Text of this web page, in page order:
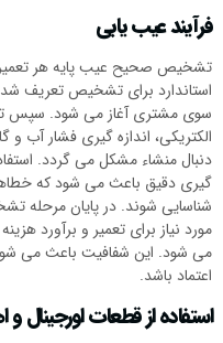
فرآیند عیب یابی
تشخیص صحیح عیب پایه هر
استاندارد برای تشخیص تعریف
سوی مشتری آغاز می شود. سپس
الکتریکی، اندازه گیری فشار آب
دنبال منشاء مشکل می گردد.
گیری دقیق باعث می شود که
شناسایی شوند. در پایان مرحله
مورد نیاز برای تعمیر و برآورد
می شود. این شفافیت باعث می
اعتماد باشد.
استفاده از قطعات اورجینال